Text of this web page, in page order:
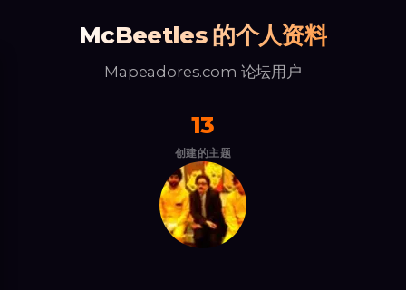
McBeetles 的个人资料
Mapeadores.com 论坛用户
13
创建的主题